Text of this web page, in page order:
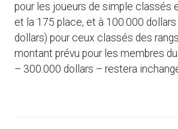
pour les joueurs de simple classés
et la 175 place, et à 100.000
dollars) pour ceux classés des
montant prévu pour les membres
– 300.000 dollars – restera